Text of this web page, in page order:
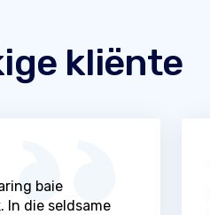
kliënte
baie
In die seldsame